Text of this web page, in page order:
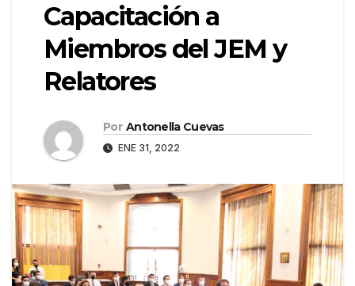
Capacitación a
Miembros del JEM y
Relatores
Por Antonella Cuevas
ENE 31, 2022